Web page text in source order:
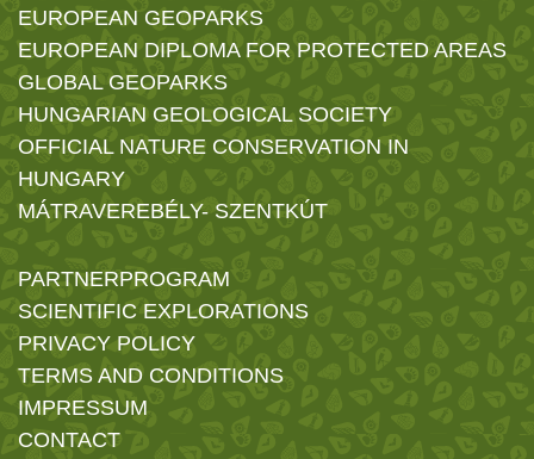
EUROPEAN GEOPARKS
EUROPEAN DIPLOMA FOR PROTECTED AREAS
GLOBAL GEOPARKS
HUNGARIAN GEOLOGICAL SOCIETY
OFFICIAL NATURE CONSERVATION IN
HUNGARY
MÁTRAVEREBÉLY- SZENTKÚT
PARTNERPROGRAM
SCIENTIFIC EXPLORATIONS
PRIVACY POLICY
TERMS AND CONDITIONS
IMPRESSUM
CONTACT